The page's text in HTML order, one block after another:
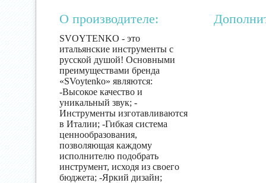
О производителе:
SVOYTENKO - это
итальянские инструменты с
русской душой! Основными
преимуществами бренда
«SVoytenko» являются:
-Высокое качество и
уникальный звук; -
Инструменты изготавливаются
в Италии; -Гибкая система
ценнообразования,
позволяющая каждому
исполнителю подобрать
инструмент, исходя из своего
бюджета; -Яркий дизайн;